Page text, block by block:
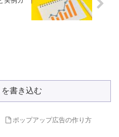
書き込む
ポップアップ広告の作り方